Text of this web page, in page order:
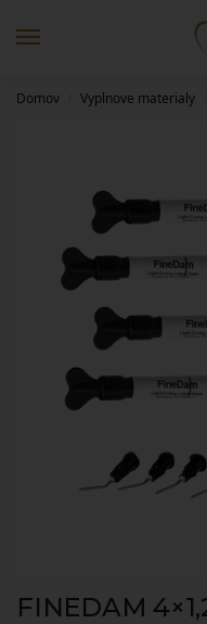
Domov Vyplnove materialy
FINEDAM